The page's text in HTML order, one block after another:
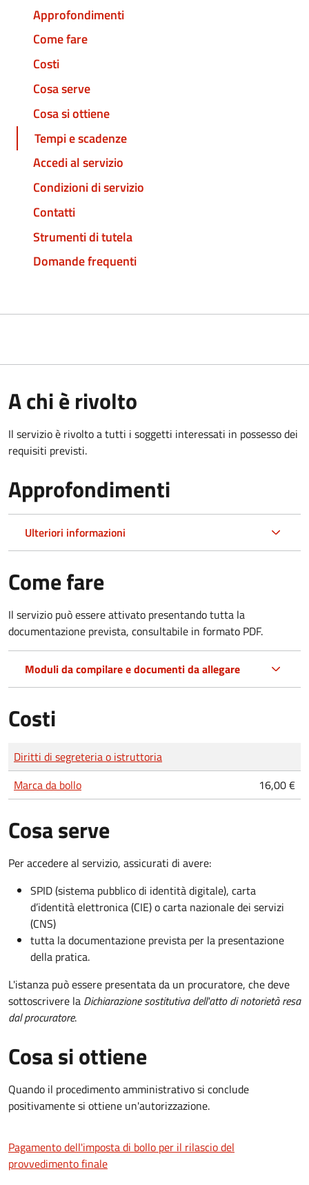
Approfondimenti
Come fare
Costi
Cosa serve
Cosa si ottiene
Tempi e scadenze
Accedi al servizio
Condizioni di servizio
Contatti
Strumenti di tutela
Domande frequenti
A chi è rivolto
Il servizio è rivolto a tutti i soggetti interessati in possesso dei
requisiti previsti.
Approfondimenti
Ulteriori informazioni
Come fare
Il servizio può essere attivato presentando tutta la
documentazione prevista, consultabile in formato PDF.
Moduli da compilare e documenti da allegare
Costi
Tipo di pagamento
Importo
Diritti di segreteria o istruttoria
Marca da bollo
16,00 €
Cosa serve
Per accedere al servizio, assicurati di avere:
SPID (sistema pubblico di identità digitale), carta
d’identità elettronica (CIE) o carta nazionale dei servizi
(CNS)
tutta la documentazione prevista per la presentazione
della pratica.
L'istanza può essere presentata da un procuratore, che deve
sottoscrivere la Dichiarazione sostitutiva dell'atto di notorietà resa
dal procuratore.
Cosa si ottiene
Quando il procedimento amministrativo si conclude
positivamente si ottiene un'autorizzazione.
Pagamento dell'imposta di bollo per il rilascio del
provvedimento finale